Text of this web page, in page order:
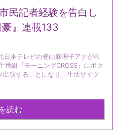
民記者経験を告白し
』連載133
日本テレビの脊山麻理子アナが司
組『モーニングCROSS』にボク
演することになり、生活サイク
読む